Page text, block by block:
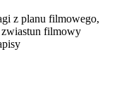
z planu filmowego,
zwiastun filmowy